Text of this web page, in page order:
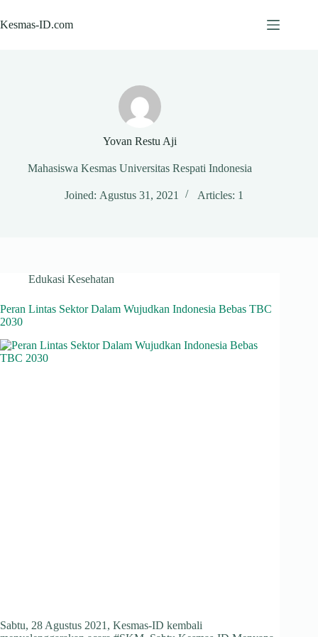
to
content
Kesmas-ID.com
Yovan Restu Aji
Mahasiswa Kesmas Universitas Respati Indonesia
Joined: Agustus 31, 2021 Articles: 1
Edukasi Kesehatan
Peran Lintas Sektor Dalam Wujudkan Indonesia Bebas TBC
2030
Sabtu, 28 Agustus 2021, Kesmas-ID kembali